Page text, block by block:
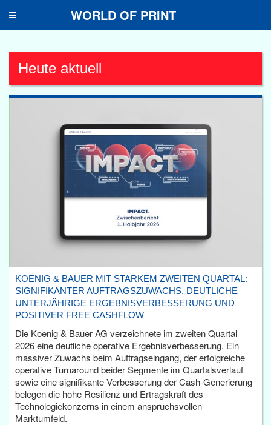
Toggle
WORLD OF PRINT
Heute aktuell
KOENIG & BAUER MIT STARKEM ZWEITEN QUARTAL:
SIGNIFIKANTER AUFTRAGSZUWACHS, DEUTLICHE
UNTERJÄHRIGE ERGEBNISVERBESSERUNG UND
POSITIVER FREE CASHFLOW
Die Koenig & Bauer AG verzeichnete im zweiten Quartal
2026 eine deutliche operative Ergebnisverbesserung. Ein
massiver Zuwachs beim Auftragseingang, der erfolgreiche
operative Turnaround beider Segmente im Quartalsverlauf
sowie eine signifikante Verbesserung der Cash-Generierung
belegen die hohe Resilienz und Ertragskraft des
Technologiekonzerns in einem anspruchsvollen
Marktumfeld.